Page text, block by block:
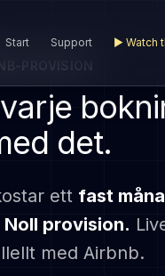
Start Support ▶Watch
det.
ett fast
Noll provision.
med Airbnb.